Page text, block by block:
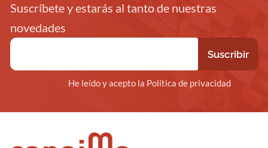
Suscríbete y estarás al tanto de nuestras
novedades
He leído y acepto la Política de privacidad